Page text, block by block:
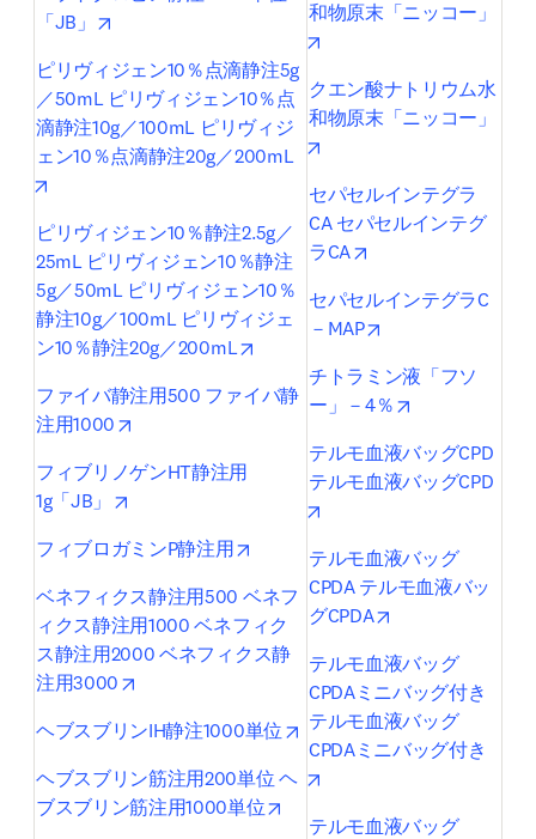
「JB」
opens in new tab/window
ピリヴィジェン10％点滴静注5g
／50mL ピリヴィジェン10％点
滴静注10g／100mL ピリヴィジ
ェン10％点滴静注20g／200mL
ピリヴィジェン10％静注2.5g／
25mL ピリヴィジェン10％静注
5g／50mL ピリヴィジェン10％
静注10g／100mL ピリヴィジェ
ン10％静注20g／200mL
ファイバ静注用500 ファイバ静
注用1000
フィブリノゲンHT静注用
1g「JB」
フィブロガミンP静注用 opens in new tab/window
ベネフィクス静注用500 ベネフ
ィクス静注用1000 ベネフィク
ス静注用2000 ベネフィクス静
注用3000
opens in new tab/window
ヘブスブリンIH静注1000単位 opens in new tab/window
ヘブスブリン筋注用200単位 ヘ
ブスブリン筋注用1000単位
和物原末「ニッコー」
クエン酸ナトリウム水
和物原末「ニッコー」
セパセルインテグラ
CA セパセルインテグ
ラCA
セパセルインテグラC
－MAP
チトラミン液「フソ
ー」－4％
テルモ血液バッグCPD
テルモ血液バッグCPD
テルモ血液バッグ
CPDA テルモ血液バッ
グCPDA
テルモ血液バッグ
CPDAミニバッグ付き
テルモ血液バッグ
CPDAミニバッグ付き
テルモ血液バッグ